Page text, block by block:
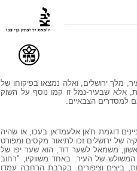
מלך ירושלים, ואלה נמצאו בפיקוחו של
אלא שבעיר-נמל זו קמו נוסף על השוק
למסדרים הצבאיים.
דוגמת ח'אן אלעמדאן בעכו, או שהיה
של ירושלים זכו לתיאור מקסים ומפורט
ריכוזי שווקים. הראשון, משמאל לשער דוד, הוא שער יפו של
המשולש של העיר. באחד משווקיו, "רחוב
ביצים וציפורים. בקרבת הרחבה עמדו